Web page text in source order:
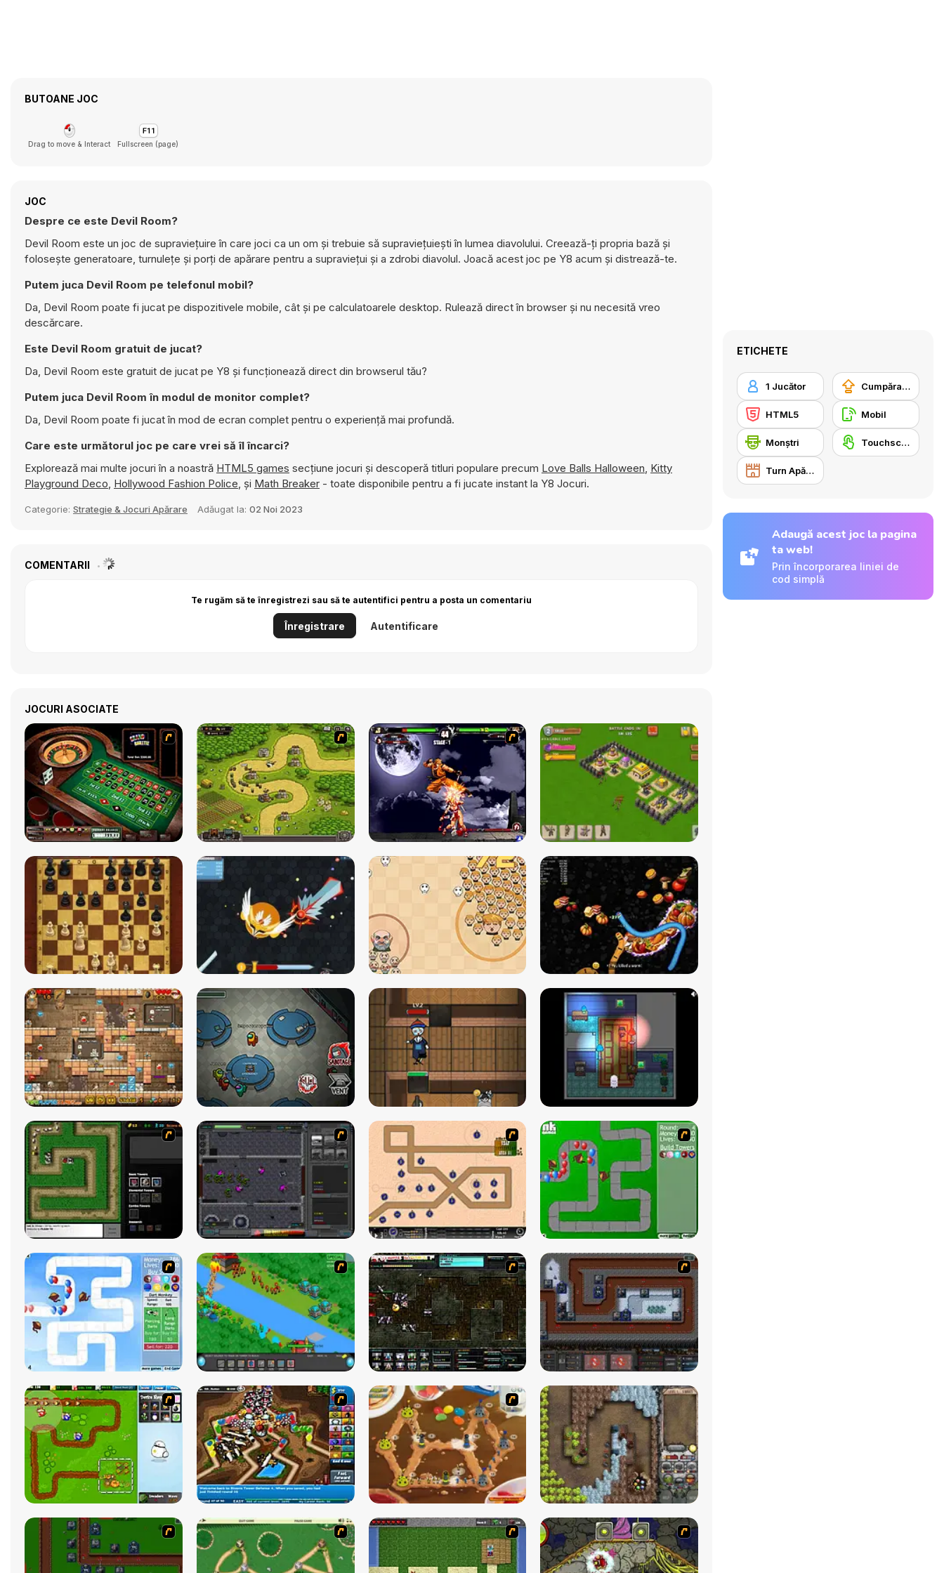
BUTOANE JOC
Drag to move & Interact Fullscreen (page)
JOC
Despre ce este Devil Room?
Devil Room este un joc de supraviețuire în care joci ca un om și trebuie să supraviețuiești în lumea diavolului. Creează-ți propria bază și
folosește generatoare, turnulețe și porți de apărare pentru a supraviețui și a zdrobi diavolul. Joacă acest joc pe Y8 acum și distrează-te.
Putem juca Devil Room pe telefonul mobil?
Da, Devil Room poate fi jucat pe dispozitivele mobile, cât și pe calculatoarele desktop. Rulează direct în browser și nu necesită vreo
descărcare.
Este Devil Room gratuit de jucat?
Da, Devil Room este gratuit de jucat pe Y8 și funcționează direct din browserul tău?
Putem juca Devil Room în modul de monitor complet?
Da, Devil Room poate fi jucat în mod de ecran complet pentru o experiență mai profundă.
Care este următorul joc pe care vrei să îl încarci?
Explorează mai multe jocuri în a noastră HTML5 games secțiune jocuri și descoperă titluri populare precum Love Balls Halloween, Kitty
Playground Deco, Hollywood Fashion Police, și Math Breaker - toate disponibile pentru a fi jucate instant la Y8 Jocuri.
Categorie: Strategie & Jocuri Apărare Adăugat la: 02 Noi 2023
COMENTARII
Te rugăm să te înregistrezi sau să te autentifici pentru a posta un comentariu
Înregistrare Autentificare
JOCURI ASOCIATE
ETICHETE
1 Jucător Cumpărare Echipamente Actualizate
HTML5 Mobil
Monştri Touchscreen
Turn Apărare
Adaugă acest joc la pagina
ta web!
Prin încorporarea liniei de
cod simplă